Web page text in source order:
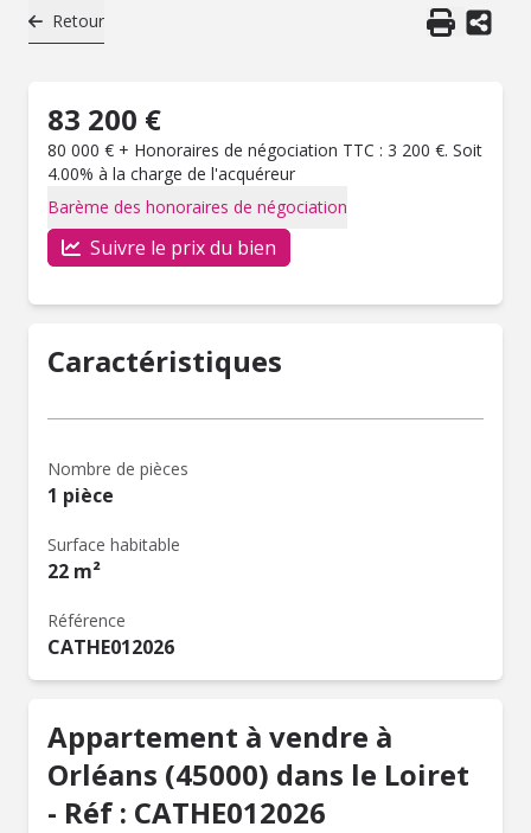
Retour
83 200 €
80 000 € + Honoraires de négociation TTC : 3 200 €. Soit
4.00% à la charge de l'acquéreur
Barème des honoraires de négociation
Suivre le prix du bien
Caractéristiques
Nombre de pièces
1 pièce
Surface habitable
22 m²
Référence
CATHE012026
Appartement à vendre à
Orléans (45000) dans le Loiret
- Réf : CATHE012026